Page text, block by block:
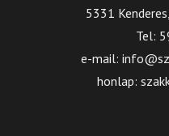
5331
Tel:
e-mail:
honlap: